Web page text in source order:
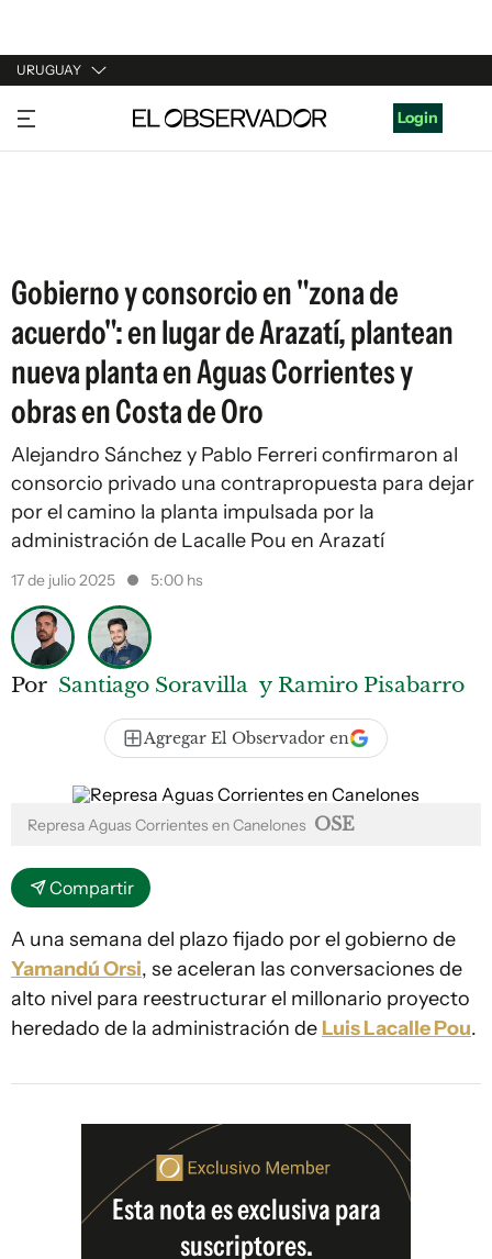
URUGUAY
URUGUAY
ARGENTINA
Login
Gobierno y consorcio en "zona de
acuerdo": en lugar de Arazatí, plantean
nueva planta en Aguas Corrientes y
obras en Costa de Oro
Alejandro Sánchez y Pablo Ferreri confirmaron al
consorcio privado una contrapropuesta para dejar
por el camino la planta impulsada por la
administración de Lacalle Pou en Arazatí
17 de julio 2025 5:00 hs
Por Santiago Soravilla y Ramiro Pisabarro
Agregar El Observador en
Represa Aguas Corrientes en Canelones OSE
Compartir
A una semana del plazo fijado por el gobierno de
Yamandú Orsi, se aceleran las conversaciones de
alto nivel para reestructurar el millonario proyecto
heredado de la administración de Luis Lacalle Pou.
Esta nota es exclusiva para
suscriptores.